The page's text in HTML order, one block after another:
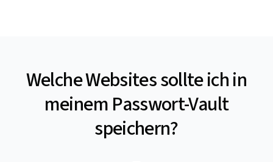
Welche Websites sollte ich in
meinem Passwort-Vault
speichern?